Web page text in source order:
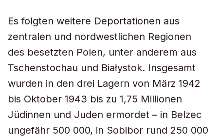
Es folgten weitere Deportationen aus
zentralen und nordwestlichen Regionen
des besetzten Polen, unter anderem aus
Tschenstochau und Białystok. Insgesamt
wurden in den drei Lagern von März 1942
bis Oktober 1943 bis zu 1,75 Millionen
Jüdinnen und Juden ermordet – in Belzec
ungefähr 500 000, in Sobibor rund 250 000